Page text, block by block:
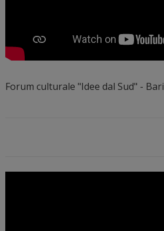
Forum culturale "Idee dal Sud" - Bari